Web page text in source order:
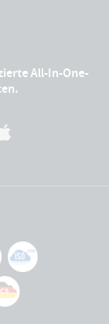
All-In-One-